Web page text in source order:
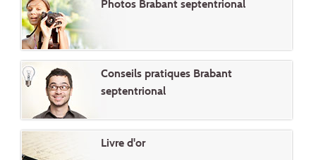
Photos Brabant septentrional
Conseils pratiques Brabant
septentrional
Livre d'or